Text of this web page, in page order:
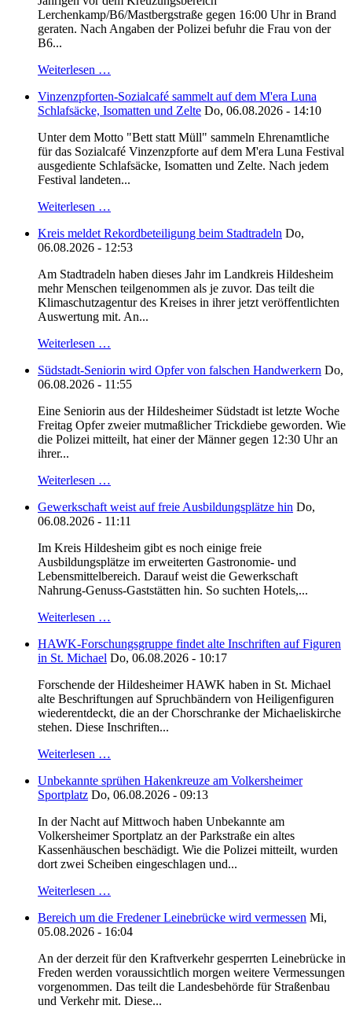
Lerchenkamp/B6/Mastbergstraße gegen 16:00 Uhr in Brand
geraten. Nach Angaben der Polizei befuhr die Frau von der
B6...
Weiterlesen …
Vinzenzpforten-Sozialcafé sammelt auf dem M'era Luna
Schlafsäcke, Isomatten und Zelte Do, 06.08.2026 - 14:10
Unter dem Motto "Bett statt Müll" sammeln Ehrenamtliche
für das Sozialcafé Vinzenzpforte auf dem M'era Luna Festival
ausgediente Schlafsäcke, Isomatten und Zelte. Nach jedem
Festival landeten...
Weiterlesen …
Kreis meldet Rekordbeteiligung beim Stadtradeln Do,
06.08.2026 - 12:53
Am Stadtradeln haben dieses Jahr im Landkreis Hildesheim
mehr Menschen teilgenommen als je zuvor. Das teilt die
Klimaschutzagentur des Kreises in ihrer jetzt veröffentlichten
Auswertung mit. An...
Weiterlesen …
Südstadt-Seniorin wird Opfer von falschen Handwerkern Do,
06.08.2026 - 11:55
Eine Seniorin aus der Hildesheimer Südstadt ist letzte Woche
Freitag Opfer zweier mutmaßlicher Trickdiebe geworden. Wie
die Polizei mitteilt, hat einer der Männer gegen 12:30 Uhr an
ihrer...
Weiterlesen …
Gewerkschaft weist auf freie Ausbildungsplätze hin Do,
06.08.2026 - 11:11
Im Kreis Hildesheim gibt es noch einige freie
Ausbildungsplätze im erweiterten Gastronomie- und
Lebensmittelbereich. Darauf weist die Gewerkschaft
Nahrung-Genuss-Gaststätten hin. So suchten Hotels,...
Weiterlesen …
HAWK-Forschungsgruppe findet alte Inschriften auf Figuren
in St. Michael Do, 06.08.2026 - 10:17
Forschende der Hildesheimer HAWK haben in St. Michael
alte Beschriftungen auf Spruchbändern von Heiligenfiguren
wiederentdeckt, die an der Chorschranke der Michaeliskirche
stehen. Diese Inschriften...
Weiterlesen …
Unbekannte sprühen Hakenkreuze am Volkersheimer
Sportplatz Do, 06.08.2026 - 09:13
In der Nacht auf Mittwoch haben Unbekannte am
Volkersheimer Sportplatz an der Parkstraße ein altes
Kassenhäuschen beschädigt. Wie die Polizei mitteilt, wurden
dort zwei Scheiben eingeschlagen und...
Weiterlesen …
Bereich um die Fredener Leinebrücke wird vermessen Mi,
05.08.2026 - 16:04
An der derzeit für den Kraftverkehr gesperrten Leinebrücke in
Freden werden voraussichtlich morgen weitere Vermessungen
vorgenommen. Das teilt die Landesbehörde für Straßenbau
und Verkehr mit. Diese...